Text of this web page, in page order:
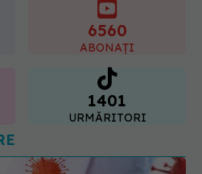
6560
ABONAȚI
1401
URMĂRITORI